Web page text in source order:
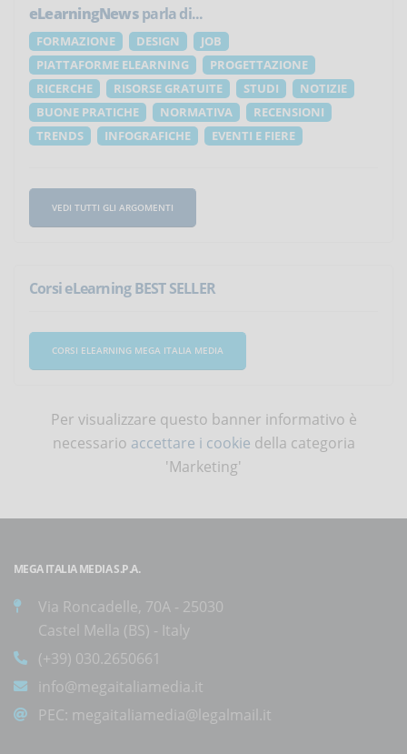
eLearningNewsparla di...
FORMAZIONE DESIGN
JOB
PIATTAFORME ELEARNING
PROGETTAZIONE
RICERCHE
RISORSE GRATUITE STUDI
NOTIZIE
BUONE PRATICHE
NORMATIVA
RECENSIONI
TRENDS
INFOGRAFICHE EVENTI E FIERE
VEDI TUTTI GLI ARGOMENTI
Corsi eLearning BEST SELLER
CORSI ELEARNING MEGA ITALIA MEDIA
Per visualizzare questo banner informativo è
necessario accettare i cookie della categoria
'Marketing'
MEGA ITALIA MEDIA S.P.A.
Via Roncadelle, 70A - 25030
Castel Mella (BS) - Italy
(+39) 030.2650661
info@megaitaliamedia.it
PEC: megaitaliamedia@legalmail.it